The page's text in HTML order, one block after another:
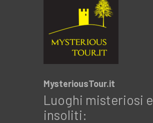
MysteriousTour.it
Luoghi misteriosi e
insoliti: